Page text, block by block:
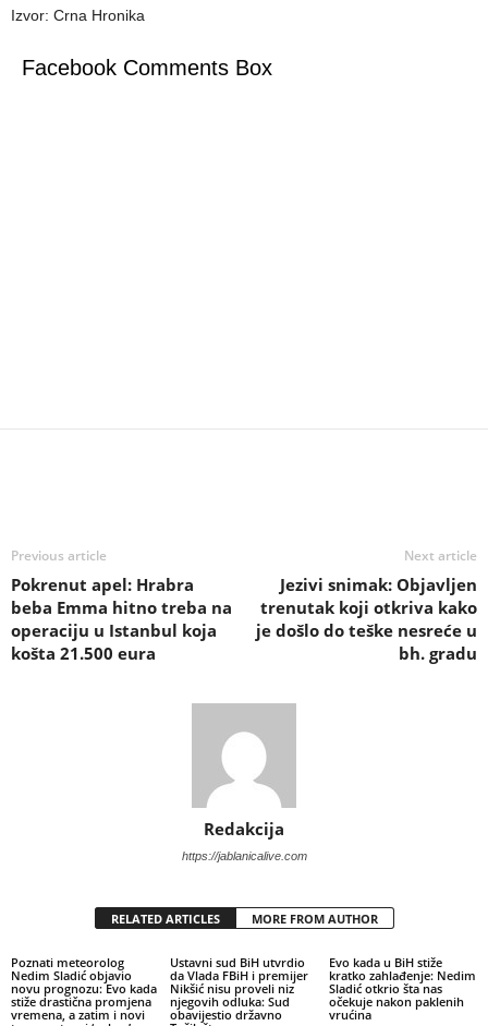
Izvor: Crna Hronika
Facebook Comments Box
Previous article
Pokrenut apel: Hrabra
beba Emma hitno treba na
operaciju u Istanbul koja
košta 21.500 eura
Next article
Jezivi snimak: Objavljen
trenutak koji otkriva kako
je došlo do teške nesreće u
bh. gradu
Redakcija
https://jablanicalive.com
RELATED ARTICLES MORE FROM AUTHOR
Poznati meteorolog
Nedim Sladić objavio
novu prognozu: Evo kada
stiže drastična promjena
vremena, a zatim i novi
Ustavni sud BiH utvrdio
da Vlada FBiH i premijer
Nikšić nisu proveli niz
njegovih odluka: Sud
obavijestio državno
Evo kada u BiH stiže
kratko zahlađenje: Nedim
Sladić otkrio šta nas
očekuje nakon paklenih
vrućina